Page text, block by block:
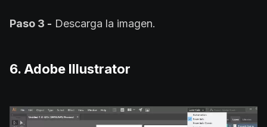
Paso 3 - Descarga la imagen.
6. Adobe Illustrator